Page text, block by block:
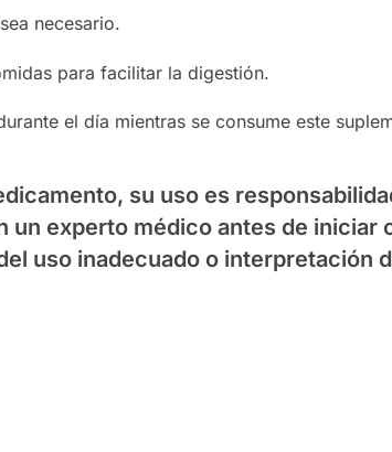
necesario.
para facilitar la digestión.
el día mientras se consume este
su uso es
un experto médico antes de iniciar
uso inadecuado o interpretación